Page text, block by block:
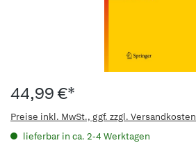
44,99 €*
Preise inkl. MwSt., ggf. zzgl. Versandkosten
lieferbar in ca. 2-4 Werktagen